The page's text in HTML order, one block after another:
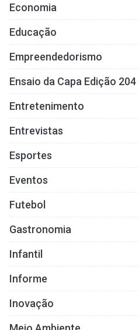
Economia
Educação
Empreendedorismo
Ensaio da Capa Edição 204
Entretenimento
Entrevistas
Esportes
Eventos
Futebol
Gastronomia
Infantil
Informe
Inovação